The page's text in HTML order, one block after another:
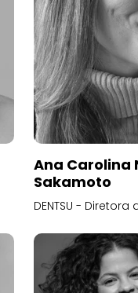
Ana Carolina
Sakamoto
DENTSU -